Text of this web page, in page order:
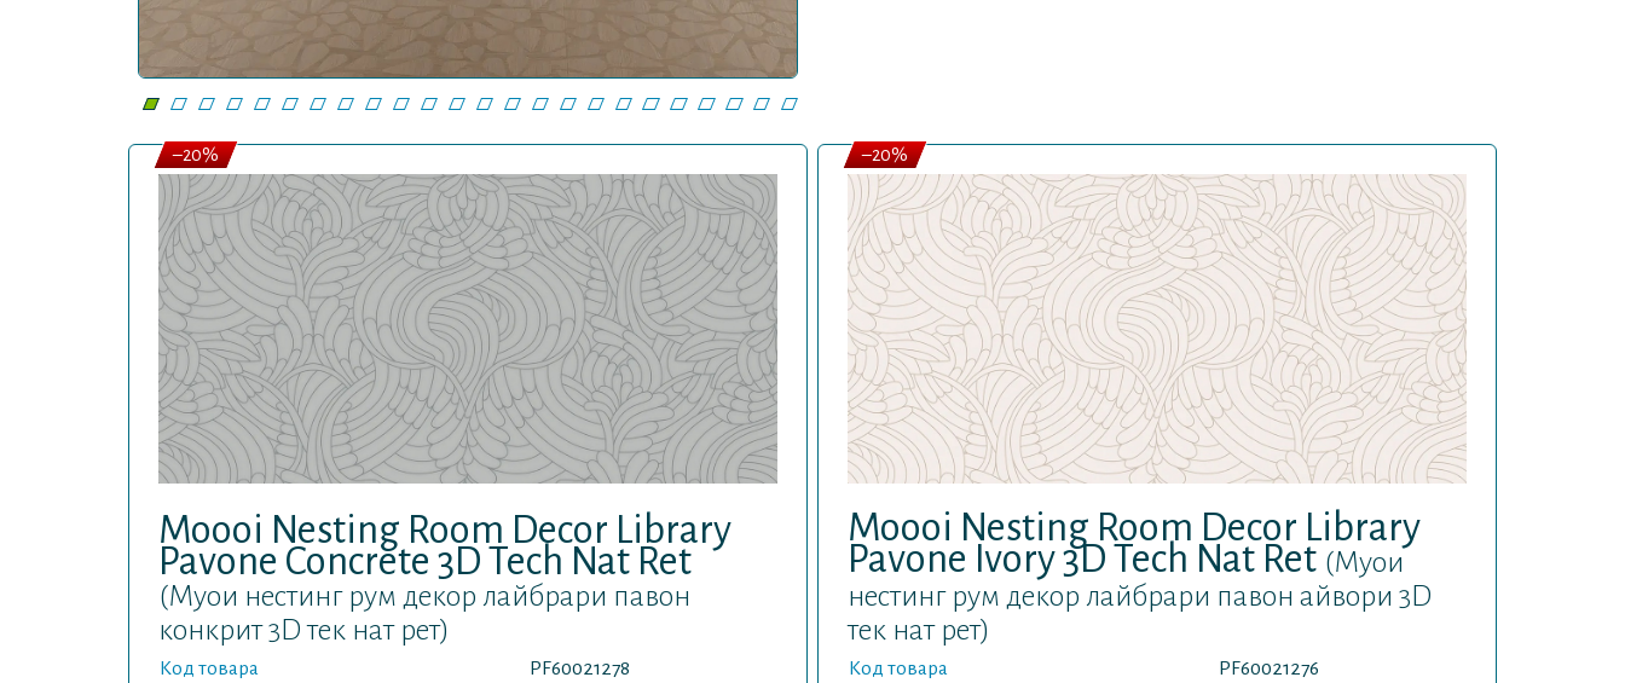
Moooi Nesting Room Decor Library
Pavone Concrete 3D Tech Nat Ret
(Муои нестинг рум декор лайбрари павон
конкрит 3D тек нат рет)
Код товара
PF60021278
–20%
Moooi Nesting Room Decor Library
Pavone Ivory 3D Tech Nat Ret (Муои
нестинг рум декор лайбрари павон айвори 3D
тек нат рет)
Код товара
PF60021276
–20%